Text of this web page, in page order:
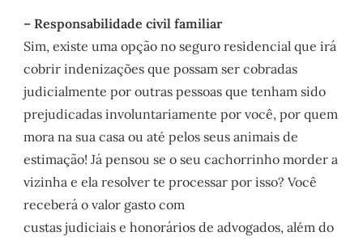
– Responsabilidade civil familiar
Sim, existe uma opção no seguro residencial que irá
cobrir indenizações que possam ser cobradas
judicialmente por outras pessoas que tenham sido
prejudicadas involuntariamente por você, por quem
mora na sua casa ou até pelos seus animais de
estimação! Já pensou se o seu cachorrinho morder a
vizinha e ela resolver te processar por isso? Você
receberá o valor gasto com
custas judiciais e honorários de advogados, além do